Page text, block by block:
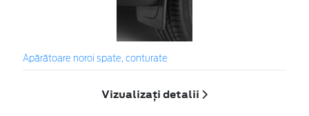
Apărătoare noroi spate, conturate
Vizualizați detalii